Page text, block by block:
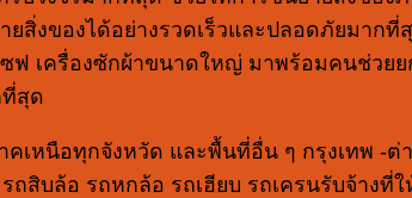
สิ่งของได้อย่างรวดเร็วและปลอดภัยมากที่
ซฟ เครื่องซักผ้าขนาดใหญ่ มาพร้อมคนช่ว
ที่สุด
เหนือทุกจังหวัด และพื้นที่อื่น ๆ กรุงเทพ -
สิบล้อ รถหกล้อ รถเฮียบ รถเครนรับจ้าง